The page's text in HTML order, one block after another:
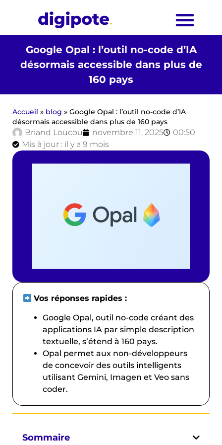
Google Opal : l’outil no-code d’IA
désormais accessible dans plus de
160 pays
Accueil » blog » Google Opal : l’outil no-code d’IA
désormais accessible dans plus de 160 pays
Briand Loucou novembre 11, 2025
00:50
Mis à jour : il y a 9 mois
Vos réponses rapides :
Google Opal, outil no-code créant des
applications IA par simple description
textuelle, s’étend à 160 pays.
Opal permet aux non-développeurs
de concevoir des outils intelligents
utilisant Gemini, Imagen et Veo sans
coder.
Sommaire